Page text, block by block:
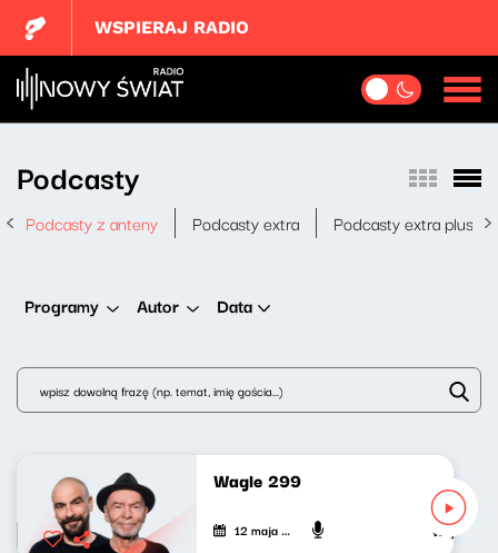
WSPIERAJ RADIO
Podcasty
Podcasty z anteny Podcasty extra Podcasty extra plus
Programy Autor Data
Wagle 299
12 maja 2026 Wojciech